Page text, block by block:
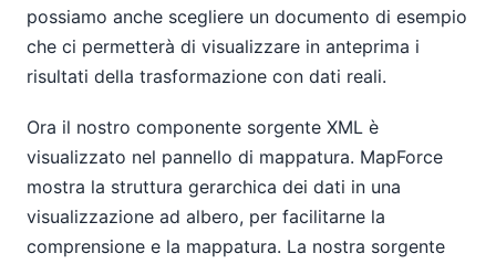
possiamo anche scegliere un documento di esempio
che ci permetterà di visualizzare in anteprima i
risultati della trasformazione con dati reali.
Ora il nostro componente sorgente XML è
visualizzato nel pannello di mappatura. MapForce
mostra la struttura gerarchica dei dati in una
visualizzazione ad albero, per facilitarne la
comprensione e la mappatura. La nostra sorgente